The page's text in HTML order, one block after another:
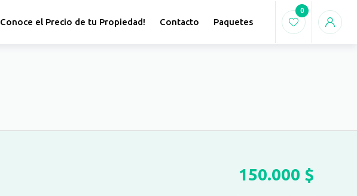
Conoce el Precio de tu Propiedad! Contacto Paquetes
0
150.000 $